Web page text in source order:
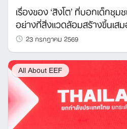
เรื่องของ ‘สิงโต’ ที่บอกเด็กชุม
อย่างที่สิ่งแวดล้อมสร้างขึ้นเสม
23 กรกฎาคม 2569
All About EEF